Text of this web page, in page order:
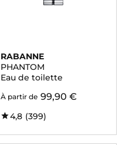
RABANNE
PHANTOM
Eau de toilette
À partir de 99,90 €
4,8 (399)